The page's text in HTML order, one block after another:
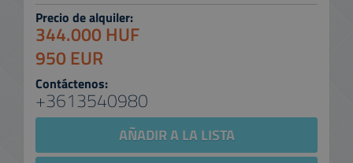
Precio de alquiler:
344.000 HUF
950 EUR
Contáctenos:
+3613540980
AÑADIR A LA LISTA